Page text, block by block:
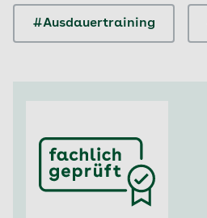
#Ausdauertraining